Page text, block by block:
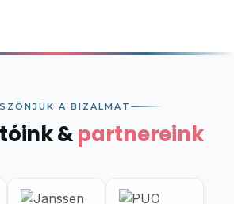
A BIZALMAT
&partnereink